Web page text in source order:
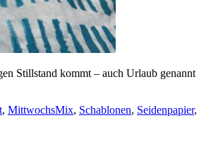
Stillstand kommt – auch Urlaub genannt
, MittwochsMix, Schablonen, Seidenpapier,